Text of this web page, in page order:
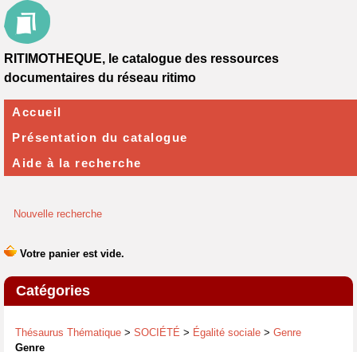
Nouvelle recherche
Catégories
Thésaurus Thématique > SOCIÉTÉ > Égalité sociale > Genre
Genre
RITIMOTHEQUE, le catalogue des ressources
documentaires du réseau ritimo
Accueil
Présentation du catalogue
Aide à la recherche